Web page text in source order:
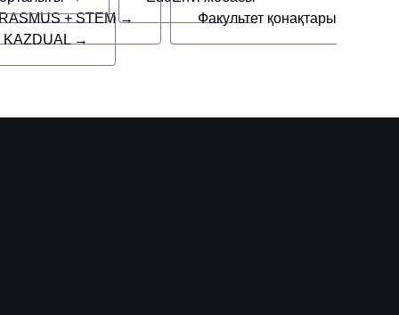
+ STEM →
Факультет қонақтары
KAZDUAL →